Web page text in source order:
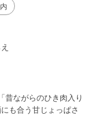
昔ながらのひき肉入り
も合う甘じょっぱさ